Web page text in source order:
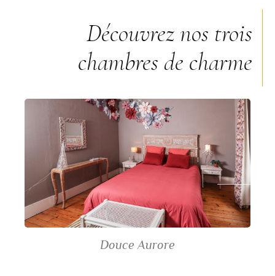
Découvrez nos trois
chambres de charme
Douce Aurore